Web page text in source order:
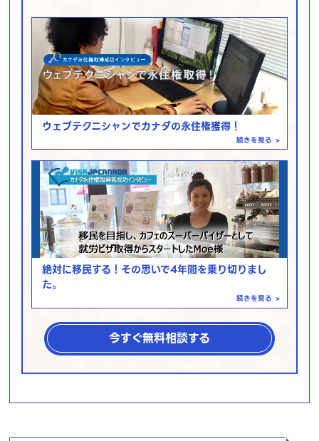
ウェブテクニシャンでカナダの永住権獲得！
続きを見る >
絶対に移民する！その思いで4年間を乗り切りまし
た。
続きを見る >
今すぐ無料相談する